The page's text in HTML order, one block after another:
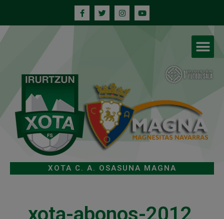
XOTA C. A. OSASUNA MAGNA
xota-abonos-2012